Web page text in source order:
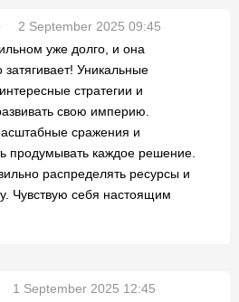
2 September 2025 09:45
уже долго, и она
затягивает! Уникальные
стратегии и
свою империю.
сражения и
продумывать каждое решение.
распределять ресурсы и
Чувствую себя настоящим
1 September 2025 12:45